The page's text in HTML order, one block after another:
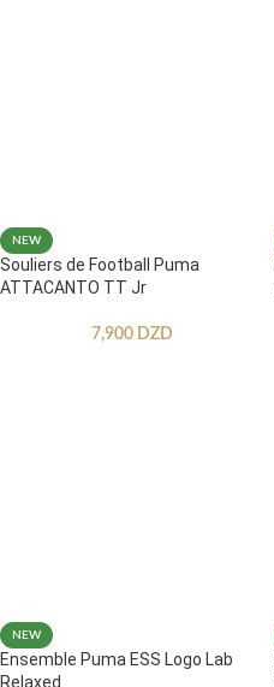
NEW
Souliers de Football Puma
ATTACANTO TT Jr
7,900 DZD
NEW
Ensemble Puma ESS Logo Lab
Relaxed